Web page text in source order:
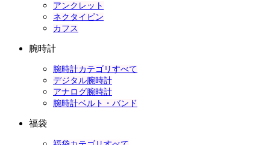
アンクレット
ネクタイピン
カフス
腕時計
腕時計カテゴリすべて
デジタル腕時計
アナログ腕時計
腕時計ベルト・バンド
福袋